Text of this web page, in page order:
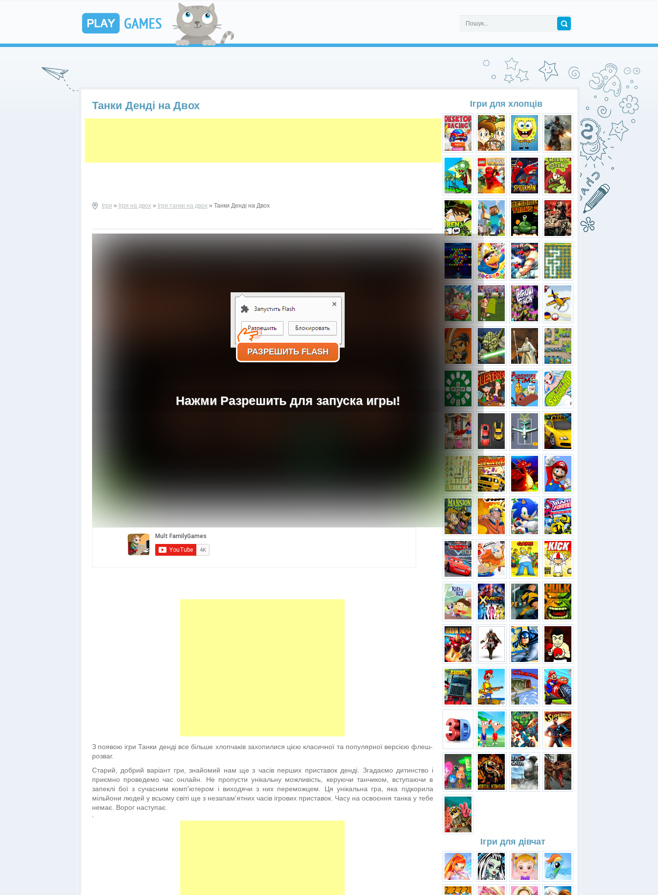
Танки Денді на Двох
Ігри » Ігри на двох» Ігри танки на двох» Танки Денді на Двох
РАЗРЕШИТЬ FLASH
Нажми Разрешить для запуска игры!
З появою ігри Танки денді все більше хлопчаків захопилися цією класичної та популярної версією флеш-
розваг.
Старий, добрий варіант гри, знайомий нам ще з часів перших приставок денді. Згадаємо дитинство і
приємно проведемо час онлайн. Не пропусти унікальну можливість, керуючи танчиком, вступаючи в
запеклі бої з сучасним комп'ютером і виходячи з них переможцем. Ця унікальна гра, яка підкорила
мільйони людей у всьому світі ще з незапам'ятних часів ігрових приставок. Часу на освоєння танка у тебе
немає. Ворог наступає.
.
Ігри для хлопців
Ігри для дівчат